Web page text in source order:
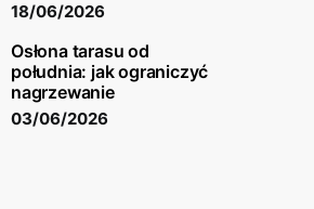
18/06/2026
Osłona tarasu od
południa: jak ograniczyć
nagrzewanie
03/06/2026